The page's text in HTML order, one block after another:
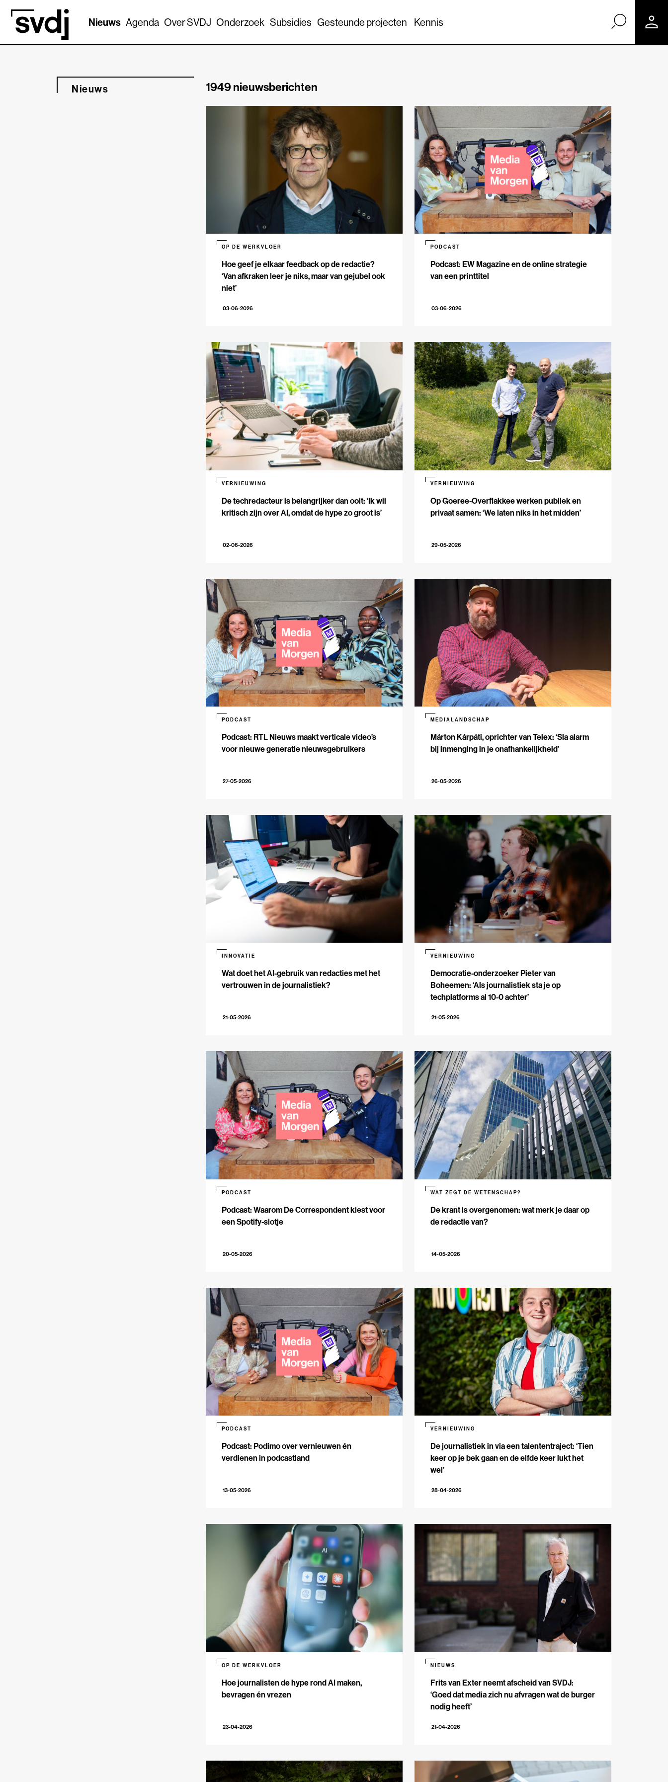
Naar hoofdinhoud
Nieuws Agenda Over SVDJ Onderzoek Subsidies Gesteunde projecten Kennis
Nieuws 1949 nieuwsberichten
Hoe geef je elkaar feedback op de redactie?
‘Van afkraken leer je niks, maar van gejubel ook
niet’
OP DE WERKVLOER
03-06-2026
Podcast: EW Magazine en de online strategie
van een printtitel
PODCAST
03-06-2026
De techredacteur is belangrijker dan ooit: ‘Ik wil
kritisch zijn over AI, omdat de hype zo groot is’
VERNIEUWING
02-06-2026
Op Goeree-Overflakkee werken publiek en
privaat samen: ‘We laten niks in het midden’
VERNIEUWING
29-05-2026
Podcast: RTL Nieuws maakt verticale video’s
voor nieuwe generatie nieuwsgebruikers
PODCAST
27-05-2026
Márton Kárpáti, oprichter van Telex: ‘Sla alarm
bij inmenging in je onafhankelijkheid’
MEDIALANDSCHAP
26-05-2026
Wat doet het AI-gebruik van redacties met het
vertrouwen in de journalistiek?
INNOVATIE
21-05-2026
Democratie-onderzoeker Pieter van
Boheemen: ‘Als journalistiek sta je op
techplatforms al 10-0 achter’
VERNIEUWING
21-05-2026
Podcast: Waarom De Correspondent kiest voor
een Spotify-slotje
PODCAST
20-05-2026
De krant is overgenomen: wat merk je daar op
de redactie van?
WAT ZEGT DE WETENSCHAP?
14-05-2026
Podcast: Podimo over vernieuwen én
verdienen in podcastland
PODCAST
13-05-2026
De journalistiek in via een talententraject: ‘Tien
keer op je bek gaan en de elfde keer lukt het
wel’
VERNIEUWING
28-04-2026
Hoe journalisten de hype rond AI maken,
bevragen én vrezen
OP DE WERKVLOER
23-04-2026
Frits van Exter neemt afscheid van SVDJ:
‘Goed dat media zich nu afvragen wat de burger
nodig heeft’
NIEUWS
21-04-2026